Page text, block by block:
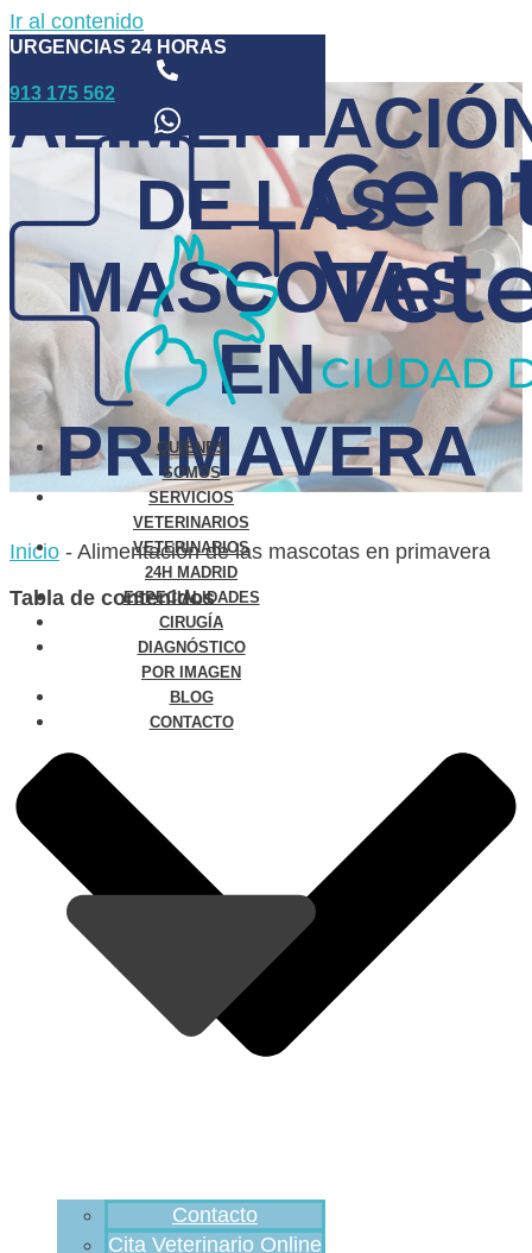
Ir al contenido
URGENCIAS 24 HORAS
913 175 562
QUIÉNES
SOMOS
SERVICIOS
VETERINARIOS
VETERINARIOS
24H MADRID
ESPECIALIDADES
CIRUGÍA
DIAGNÓSTICO
POR IMAGEN
BLOG
CONTACTO
Contacto
Cita Veterinario Online
DE LAS
MASCOTAS
EN
PRIMAVERA
Inicio - Alimentación de las mascotas en primavera
Tabla de contenidos